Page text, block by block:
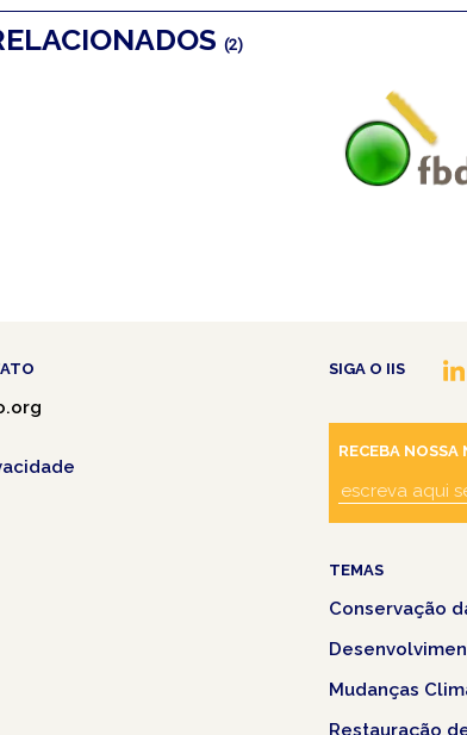
(2)
SIGA O IIS
RECEBA
TEMAS
Conservação
Mudanças
Restauração